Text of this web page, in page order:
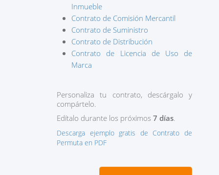
Inmueble
Contrato de Comisión Mercantil
Contrato de Suministro
Contrato de Distribución
Contrato de Licencia de Uso de
Marca
Personaliza tu contrato, descárgalo y
compártelo.
Edítalo durante los próximos7 días.
Descarga ejemplo gratis de Contrato de
Permuta en PDF